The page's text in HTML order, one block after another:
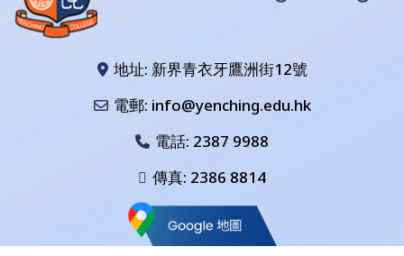
地址: 新界青衣牙鷹洲街12號
電郵: info@yenching.edu.hk
電話: 2387 9988
傳真: 2386 8814